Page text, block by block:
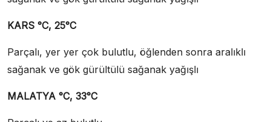
KARS °C, 25°C
Parçalı, yer yer çok bulutlu, öğlenden sonra aralıklı
sağanak ve gök gürültülü sağanak yağışlı
MALATYA °C, 33°C